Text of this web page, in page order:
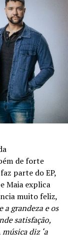
de forte
parte do EP,
Maia explica
muito feliz,
a grandeza e os
satisfação,
diz ‘a